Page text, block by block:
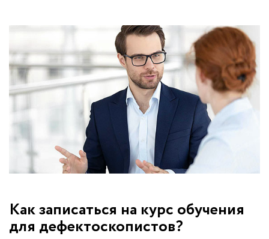
Как записаться на курс обучения
для дефектоскопистов?